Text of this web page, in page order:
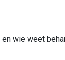
en wie weet